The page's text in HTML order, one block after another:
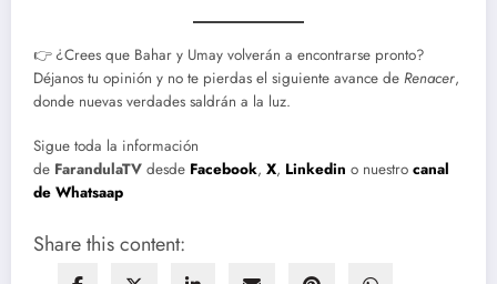
👉 ¿Crees que Bahar y Umay volverán a encontrarse pronto?
Déjanos tu opinión y no te pierdas el siguiente avance de Renacer,
donde nuevas verdades saldrán a la luz.
Sigue toda la información
de FarandulaTV desde Facebook, X, Linkedin o nuestro canal
de Whatsaap
Share this content: